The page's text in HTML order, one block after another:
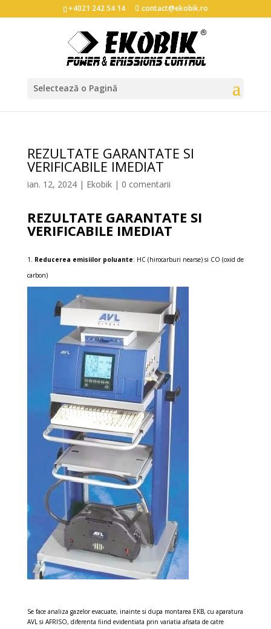
+4021 242 54 14 contact@ekobik.ro
Selectează o Pagină
REZULTATE GARANTATE SI
VERIFICABILE IMEDIAT
ian. 12, 2024| Ekobik| 0 comentarii
REZULTATE GARANTATE SI
VERIFICABILE IMEDIAT
Reducerea emisiilor poluante: HC (hirocarburi nearse) si CO (oxid de
carbon)
Se face analiza gazelor evacuate, inainte si dupa montarea EKB, cu aparatura
AVL si AFRISO, diferenta fiind evidentiata prin variatia afisata de catre